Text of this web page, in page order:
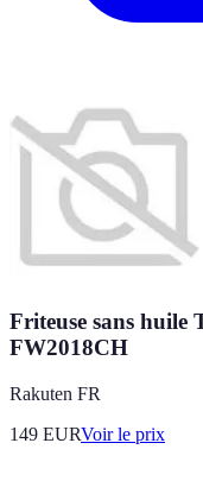
Friteuse sans huile
FW2018CH
Rakuten FR
149 EURVoir le prix